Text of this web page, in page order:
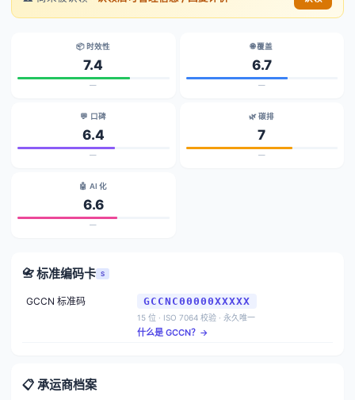
📦 时效性
7.4
—
🌐 覆盖
6.7
—
💬 口碑
6.4
—
🌿 碳排
7
—
🤖 AI 化
6.6
—
📇 标准编码卡 S
GCCN 标准码 GCCNC00000XXXXX
15 位 · ISO 7064 校验 · 永久唯一
什么是 GCCN？→
📋 承运商档案